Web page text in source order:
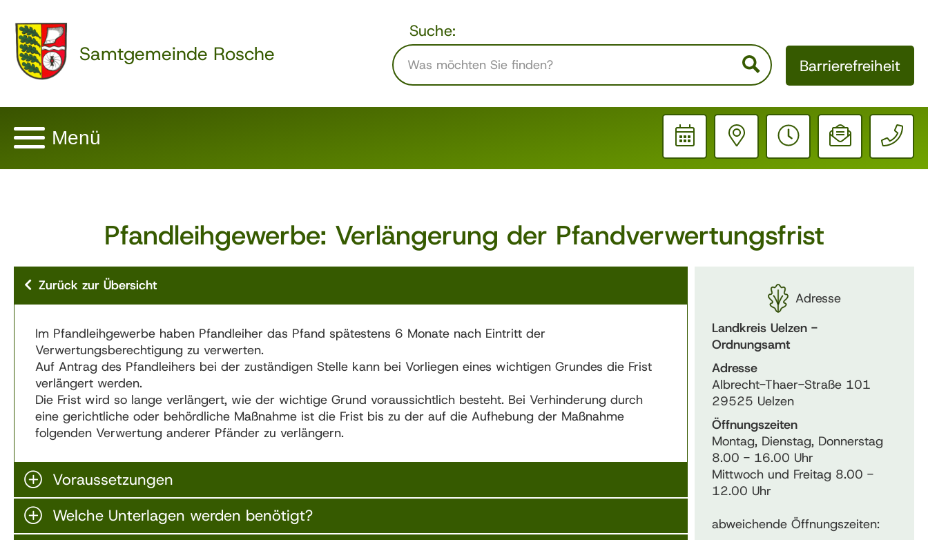
Samtgemeinde Rosche
Suche:
Barrierefreiheit
Schrift vergrößern
Ausgangsgröße
Helle Seite
Menü
Pfandleihgewerbe: Verlängerung der Pfandverwertungsfrist
Zurück zur Übersicht
Im Pfandleihgewerbe haben Pfandleiher das Pfand spätestens 6 Monate nach Eintritt der
Verwertungsberechtigung zu verwerten.
Auf Antrag des Pfandleihers bei der zuständigen Stelle kann bei Vorliegen eines wichtigen Grundes die Frist
verlängert werden.
Die Frist wird so lange verlängert, wie der wichtige Grund voraussichtlich besteht. Bei Verhinderung durch
eine gerichtliche oder behördliche Maßnahme ist die Frist bis zu der auf die Aufhebung der Maßnahme
folgenden Verwertung anderer Pfänder zu verlängern.
Voraussetzungen
Welche Unterlagen werden benötigt?
Adresse
Landkreis Uelzen -
Ordnungsamt
Adresse
Albrecht-Thaer-Straße 101
29525 Uelzen
Öffnungszeiten
Montag, Dienstag, Donnerstag
8.00 - 16.00 Uhr
Mittwoch und Freitag 8.00 -
12.00 Uhr
abweichende Öffnungszeiten: